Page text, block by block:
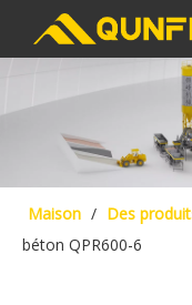
Maison / Des
béton QPR600-6